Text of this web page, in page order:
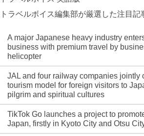
トラベルボイス編集部が厳選した注目記
A major Japanese heavy industry
business with premium travel by
helicopter
JAL and four railway companies jointly
tourism model for foreign visitors to
pilgrim and spiritual cultures
TikTok Go launches a project to
Japan, firstly in Kyoto City and Otsu